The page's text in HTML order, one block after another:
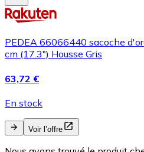
PEDEA 66066440 sacoche
cm (17.3") Housse Gris
63,72 €
En stock
Voir l’offre